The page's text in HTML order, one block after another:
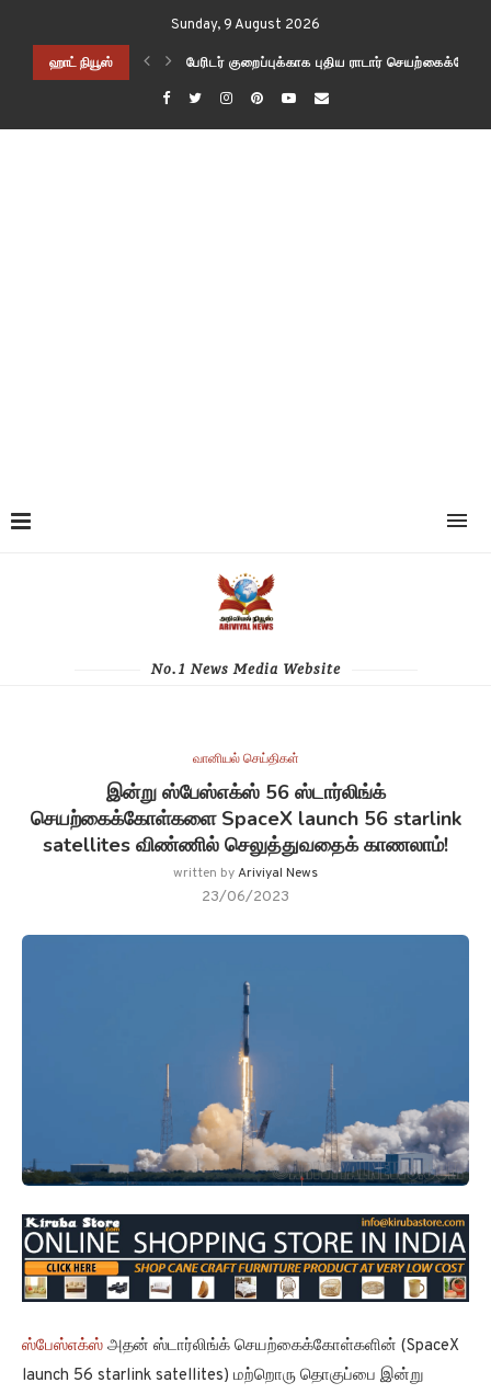
Sunday, 9 August 2026
ஹாட் நியூஸ்MISSION DATA நாசா மெசஞ்சர் மிஷன் தரவை விஞ்ஞானிகள்
பேரிடர் குறைப்புக்காக புதிய ராடார்
No.1 News Media Website
வானியல் செய்திகள்
இன்று ஸ்பேஸ்எக்ஸ் 56 ஸ்டார்லிங்க்
செயற்கைக்கோள்களை SpaceX launch 56 starlink
satellites விண்ணில் செலுத்துவதைக் காணலாம்!
written byAriviyal News
23/06/2023
ஸ்பேஸ்எக்ஸ் அதன் ஸ்டார்லிங்க் செயற்கைக்கோள்களின் (SpaceX
launch 56 starlink satellites) மற்றொரு தொகுப்பை இன்று